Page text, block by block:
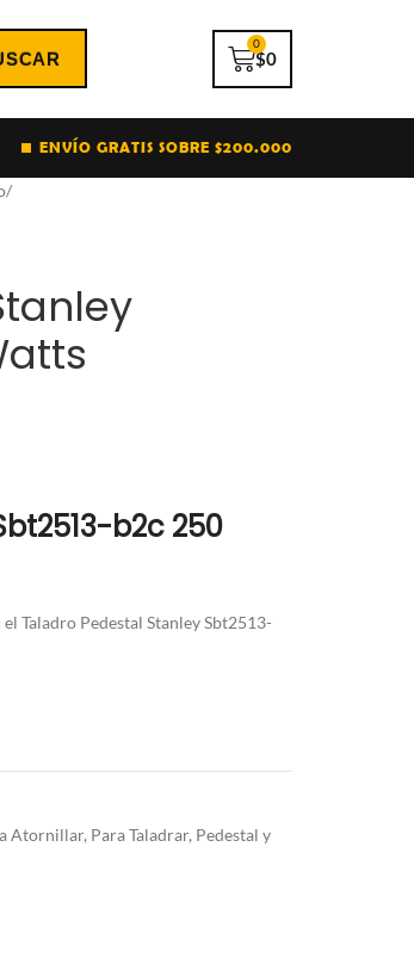
$0
0
ENVÍO GRATIS SOBRE $200.000
/
b2c 250
Taladro Pedestal Stanley Sbt2513-
Atornillar, Para Taladrar, Pedestal y